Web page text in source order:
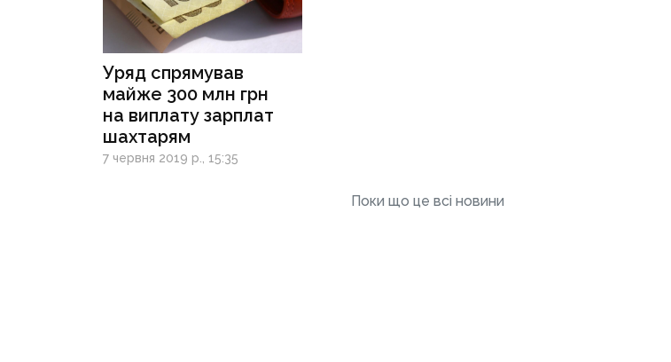
Уряд спрямував
майже 300 млн грн
на виплату зарплат
шахтарям
7 червня 2019 р., 15:35
Поки що це всі новини